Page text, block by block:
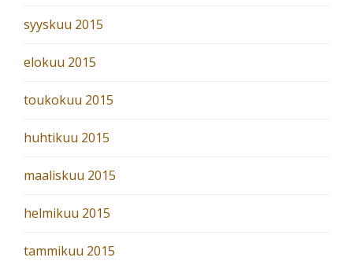
syyskuu 2015
elokuu 2015
toukokuu 2015
huhtikuu 2015
maaliskuu 2015
helmikuu 2015
tammikuu 2015